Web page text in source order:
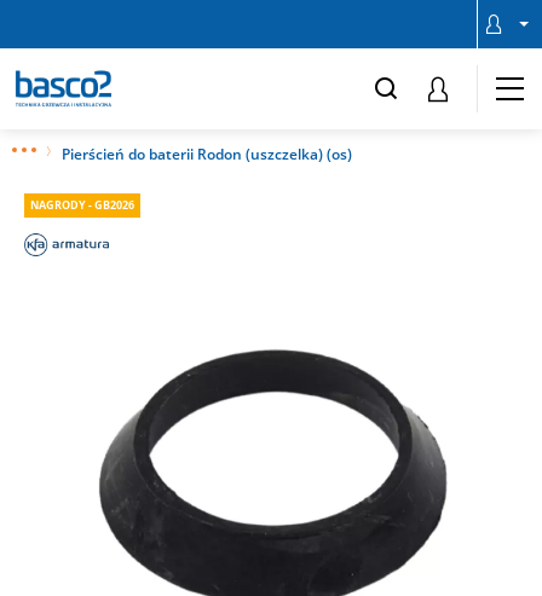
Pierścień do baterii Rodon (uszczelka) (os)
NAGRODY - GB2026